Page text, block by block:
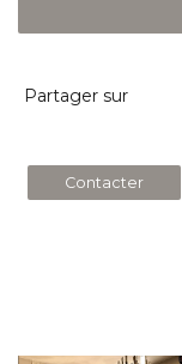
Partager sur
Contacter